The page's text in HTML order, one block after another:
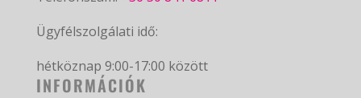
Ügyfélszolgálati idő:
hétköznap 9:00-17:00 között
INFORMÁCIÓK